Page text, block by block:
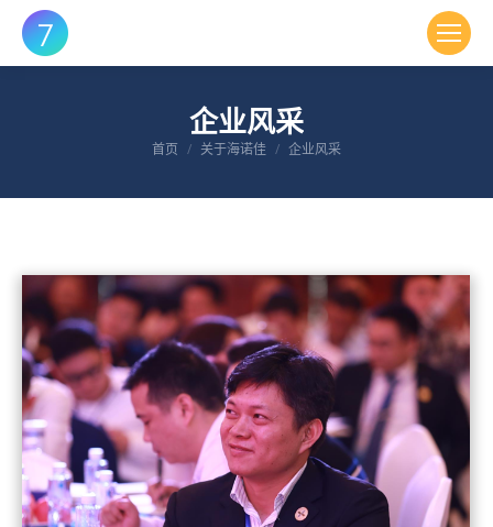
企业风采
您在这里：
首页 关于海诺佳 企业风采